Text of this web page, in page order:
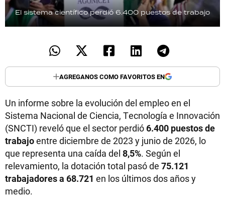
El sistema científico perdió 6.400 puestos de trabajo
AGREGANOS COMO FAVORITOS EN
Un informe sobre la evolución del empleo en el
Sistema Nacional de Ciencia, Tecnología e Innovación
(SNCTI) reveló que el sector perdió6.400 puestos de
trabajoentre diciembre de 2023 y junio de 2026, lo
que representa una caída del 8,5%. Según el
relevamiento, la dotación total pasó de 75.121
trabajadores a 68.721 en los últimos dos años y
medio.